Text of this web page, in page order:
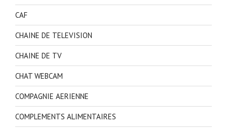
CAF
CHAINE DE TELEVISION
CHAINE DE TV
CHAT WEBCAM
COMPAGNIE AERIENNE
COMPLEMENTS ALIMENTAIRES